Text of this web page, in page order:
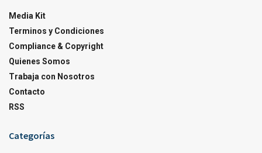
Media Kit
Terminos y Condiciones
Compliance & Copyright
Quienes Somos
Trabaja con Nosotros
Contacto
RSS
Categorías